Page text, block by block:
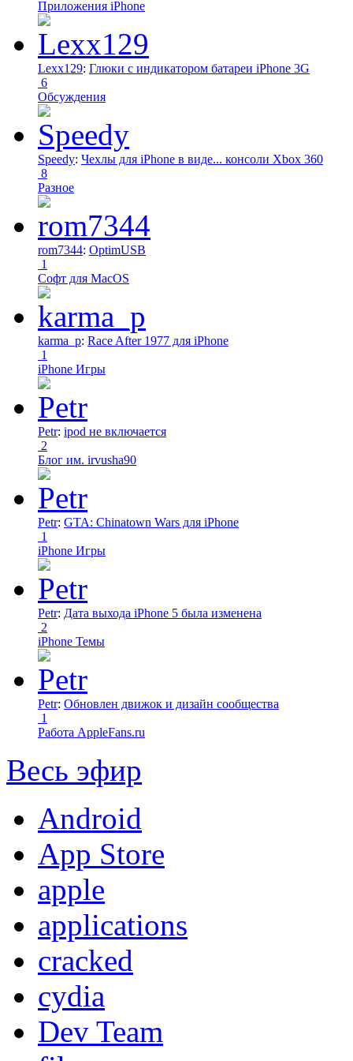
Приложения iPhone
Lexx129: Глюки с индикатором батареи iPhone 3G
6
Обсуждения
Speedy: Чехлы для iPhone в виде... консоли Xbox 360
8
Разное
rom7344: OptimUSB
1
Софт для MacOS
karma_p: Race After 1977 для iPhone
1
iPhone Игры
Petr: ipod не включается
2
Блог им. irvusha90
Petr: GTA: Chinatown Wars для iPhone
1
iPhone Игры
Petr: Дата выхода iPhone 5 была изменена
2
iPhone Темы
Petr: Обновлен движок и дизайн сообщества
1
Работа AppleFans.ru
Весь эфир
Android
App Store
apple
applications
cracked
cydia
Dev Team